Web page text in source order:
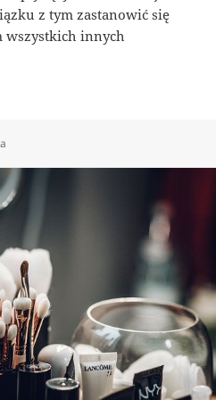
z tym zastanowić się
wszystkich innych